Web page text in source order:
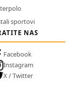
sportovi
NAS
Facebook
Instagram
X / Twitter